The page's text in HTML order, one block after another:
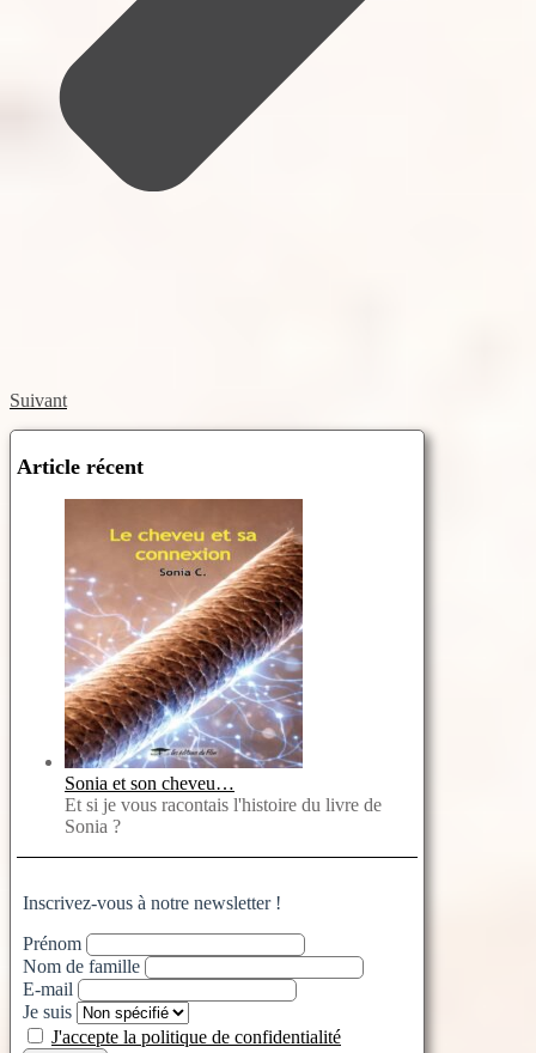
Suivant
Article récent
Sonia et son cheveu…
Et si je vous racontais l'histoire du livre de
Sonia ?
Inscrivez-vous à notre newsletter !
Prénom
Nom de famille
E-mail
Je suis
J'accepte la politique de confidentialité